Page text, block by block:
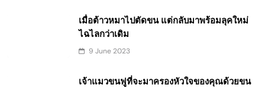
เมื่อต้าวหมาไปตัดขน แต่กลับมาพร้อมลุคใหม่
ไฉไลกว่าเดิม
9 June 2023
เจ้าแมวขนฟูที่จะมาครองหัวใจของคุณด้วยขน